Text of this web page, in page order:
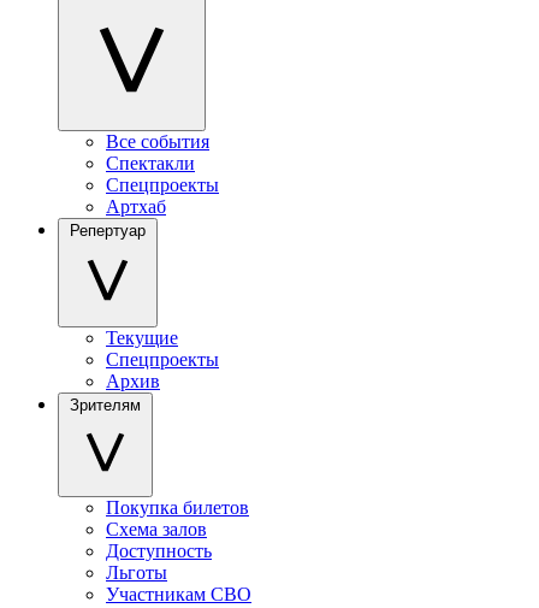
Все события
Спектакли
Спецпроекты
Артхаб
Репертуар
Текущие
Спецпроекты
Архив
Зрителям
Покупка билетов
Схема залов
Доступность
Льготы
Участникам СВО